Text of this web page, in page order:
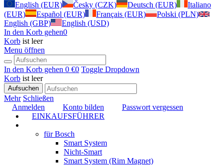
English (EUR)
Česky (CZK) Deutsch (EUR)
Italiano
(EUR)
Español (EUR) Français (EUR)
Polski (PLN)
English (GBP)
English (USD)
In den Korb gehen0
Korb ist leer
Menu öffnen
In den Korb gehen 0 €0 Toggle Dropdown
Korb ist leer
Aufsuchen
Mehr Schließen
Anmelden
Konto bilden
Passwort vergessen
EINKAUFSFÜHRER
für Bosch
Smart System
Nicht-Smart
Smart System (Rim Magnet)